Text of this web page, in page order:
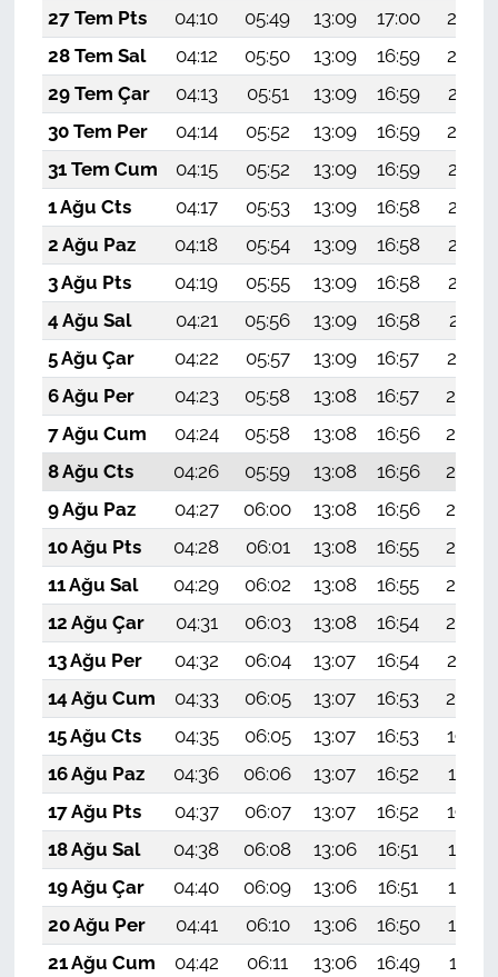
27 Tem Pts
04:10 05:49 13:09 17:00
20:19
28 Tem Sal
04:12 05:50 13:09 16:59
20:18
29 Tem Çar
04:13 05:51 13:09 16:59
20:17
30 Tem Per
04:14 05:52 13:09 16:59
20:16
31 Tem Cum
04:15 05:52 13:09 16:59
20:15
1 Ağu Cts
04:17 05:53 13:09 16:58
20:14
2 Ağu Paz
04:18 05:54 13:09 16:58
20:13
3 Ağu Pts
04:19 05:55 13:09 16:58
20:12
4 Ağu Sal
04:21 05:56 13:09 16:58
20:11
5 Ağu Çar
04:22 05:57 13:09 16:57
20:10
6 Ağu Per
04:23 05:58 13:08 16:57
20:09
7 Ağu Cum
04:24 05:58 13:08 16:56
20:08
8 Ağu Cts
04:26 05:59 13:08 16:56
20:07
9 Ağu Paz
04:27 06:00 13:08 16:56
20:06
10 Ağu Pts
04:28 06:01 13:08 16:55
20:05
11 Ağu Sal
04:29 06:02 13:08 16:55
20:04
12 Ağu Çar
04:31 06:03 13:08 16:54
20:02
13 Ağu Per
04:32 06:04 13:07 16:54
20:01
14 Ağu Cum
04:33 06:05 13:07 16:53
20:00
15 Ağu Cts
04:35 06:05 13:07 16:53
19:59
16 Ağu Paz
04:36 06:06 13:07 16:52
19:57
17 Ağu Pts
04:37 06:07 13:07 16:52
19:56
18 Ağu Sal
04:38 06:08 13:06 16:51
19:55
19 Ağu Çar
04:40 06:09 13:06 16:51
19:54
20 Ağu Per
04:41 06:10 13:06 16:50
19:52
21 Ağu Cum
04:42 06:11 13:06 16:49
19:51